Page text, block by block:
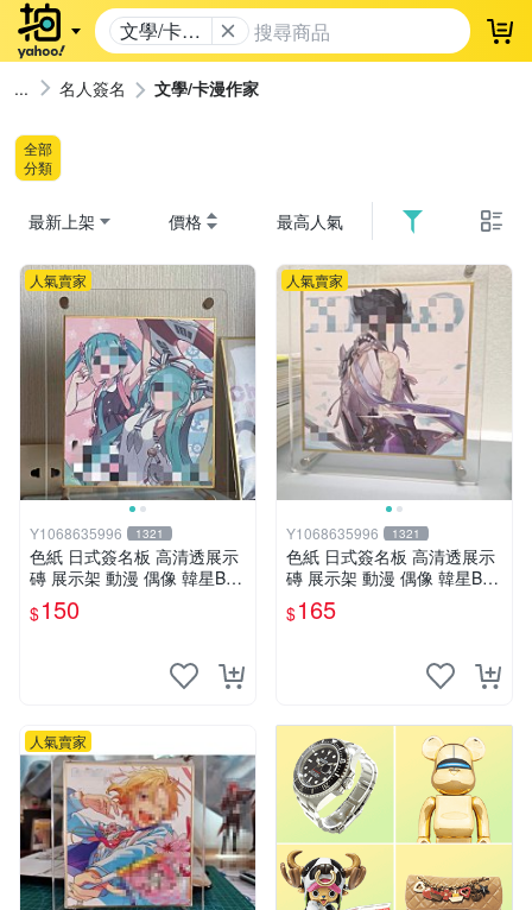
文學/卡漫
作家
登
名人簽名 文學/卡漫作家
全部
分類
最新上架 價格 最高人氣
人氣賣家
Y1068635996 1321
色紙 日式簽名板 高清透展示
磚 展示架 動漫 偶像 韓星BT
S hololive 中號 凹槽150*150
mm
$150
人氣賣家
Y1068635996 1321
色紙 日式簽名板 高清透展示
磚 展示架 動漫 偶像 韓星BT
S hololive 大號 凹槽182*202
mm
$165
人氣賣家